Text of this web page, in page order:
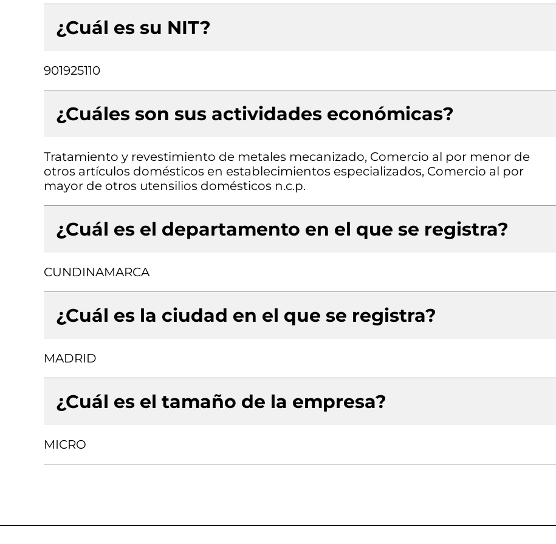
¿Cuál es su NIT?
901925110
¿Cuáles son sus actividades económicas?
Tratamiento y revestimiento de metales mecanizado, Comercio al por menor de
otros artículos domésticos en establecimientos especializados, Comercio al por
mayor de otros utensilios domésticos n.c.p.
¿Cuál es el departamento en el que se registra?
CUNDINAMARCA
¿Cuál es la ciudad en el que se registra?
MADRID
¿Cuál es el tamaño de la empresa?
MICRO